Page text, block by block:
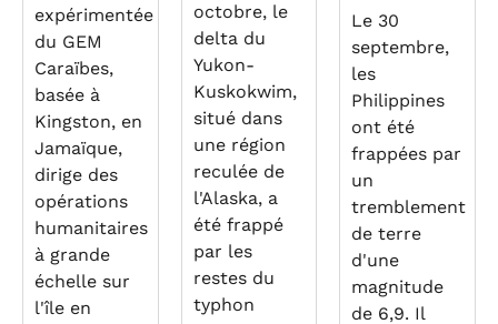
expérimentée
du GEM
Caraïbes,
basée à
Kingston, en
Jamaïque,
dirige des
opérations
humanitaires
à grande
échelle sur
l'île en
octobre, le
delta du
Yukon-
Kuskokwim,
situé dans
une région
reculée de
l'Alaska, a
été frappé
par les
restes du
typhon
Le 30
septembre,
les
Philippines
ont été
frappées par
un
tremblement
de terre
d'une
magnitude
de 6,9. Il